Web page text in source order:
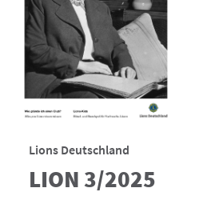
Lions Deutschland
LION 3/2025